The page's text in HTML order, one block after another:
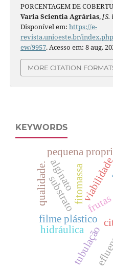
PORCENTAGEM DE
Varia Scientia Agrárias,[S.
Disponível em: https://e-
revista.unioeste.br/
ew/9957. Acesso em: 8 aug.
MORE CITATION
KEYWORDS
filme plástico
frutas
pequena
fitomassa
substrato
alginato
tubulação
hidráulica
qualidade.